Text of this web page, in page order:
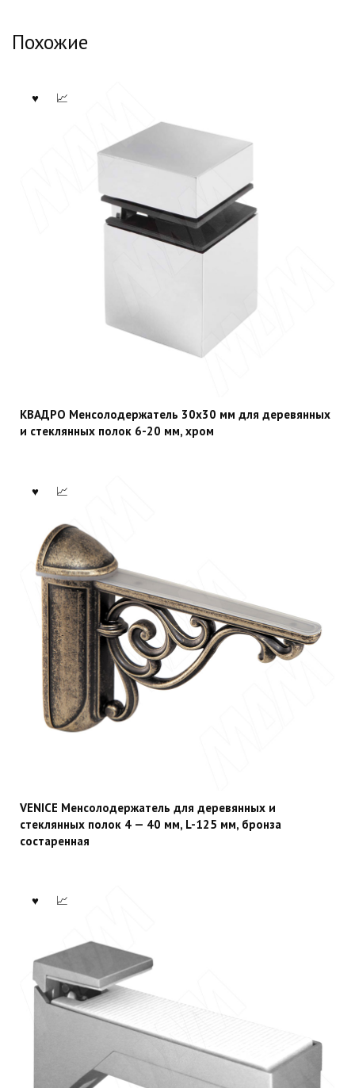
Похожие
КВАДРО Менсолодержатель 30х30 мм для деревянных
и стеклянных полок 6-20 мм, хром
VENICE Менсолодержатель для деревянных и
стеклянных полок 4 — 40 мм, L-125 мм, бронза
состаренная